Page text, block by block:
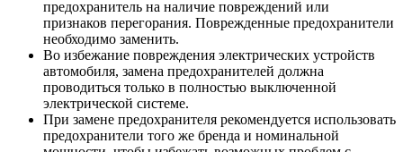
предохранитель на наличие повреждений или
признаков перегорания. Поврежденные предохранители
необходимо заменить.
Во избежание повреждения электрических устройств
автомобиля, замена предохранителей должна
проводиться только в полностью выключенной
электрической системе.
При замене предохранителя рекомендуется использовать
предохранители того же бренда и номинальной